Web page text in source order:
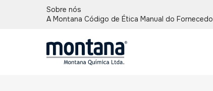
Sobre nós
A Montana Código de Ética Manual do